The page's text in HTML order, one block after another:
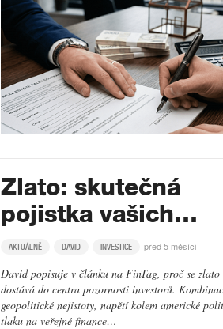
Zlato: skutečná
pojistka vašich…
AKTUÁLNĚ DAVID INVESTICE před 5 měsíci
David popisuje v článku na FinTag, proč se zlato
dostává do centra pozornosti investorů.
geopolitické nejistoty, napětí kolem americké
tlaku na veřejné finance…